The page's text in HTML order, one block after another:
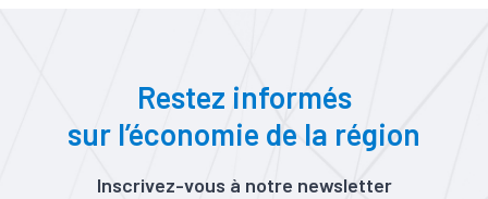
Restez informés
sur l’économie de la région
Inscrivez-vous à notre newsletter